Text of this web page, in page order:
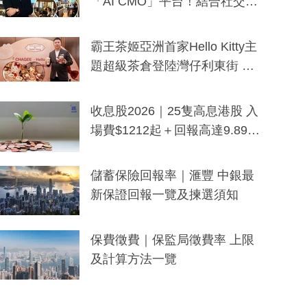
分鐘生成「貼地」宣傳短片
霸王茶姬亞洲首家Hello Kitty主
題超級茶倉登陸灣仔利東街 推
y及香港限定特調系列
收息股2026｜25隻高息港股 入
場費$1212起＋回報高達9.89
儲蓄保險回報率｜滙豐 中銀最
新保證回報一覽及揀選須知
保費徵費｜保監局徵費率 上限
及計算方法一覽